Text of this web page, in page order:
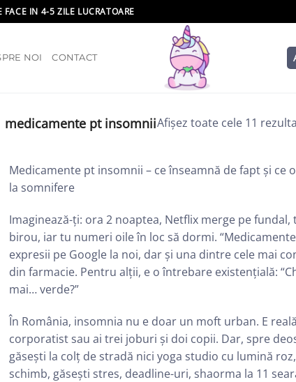
FACE IN 4-5 ZILE LUCRATOARE
NOI CONTACT
medicamente pt insomniiAfișez toate cele 11
Medicamente pt insomnii – ce înseamnă de fapt și
la somnifere
Imaginează-ți: ora 2 noaptea, Netflix merge pe
birou, iar tu numeri oile în loc să dormi.
expresii pe Google la noi, dar și una dintre cele mai
din farmacie. Pentru alții, e o întrebare existențială:
mai… verde?”
În România, insomnia nu e doar un moft urban. E
corporatist sau ai trei joburi și doi copii. Dar, spre
găsești la colț de stradă nici yoga studio cu lumină
schimb, găsești stres, deadline-uri, shaorma la 11